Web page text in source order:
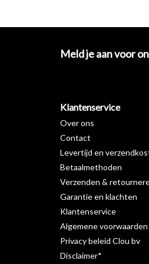
Meld je aan voor
Klantenservice
Over ons
Contact
Levertijd en
Betaalmethoden
Verzenden &
Garantie en klachten
Klantenservice
Algemene voorwaarden
Privacy beleid Clou bv
Disclaimer*